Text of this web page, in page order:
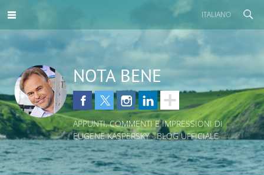
ITALIANO
NOTA BENE
APPUNTI, COMMENTI E IMPRESSIONI DI
EUGENE KASPERSKY - BLOG UFFICIALE